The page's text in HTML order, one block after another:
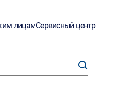
лицамСервисный центр